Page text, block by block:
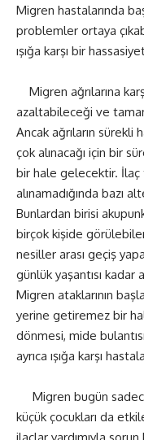
Migren hastalarında
problemler ortaya
ışığa karşı bir
Migren ağrılarına
azaltabileceği ve
Ancak ağrıların
çok alınacağı için bir
bir hale gelecektir.
alınamadığında bazı
Bunlardan birisi
birçok kişide
nesiller arası geçiş
günlük yaşantısı
Migren ataklarının
yerine getiremez bir
dönmesi, mide
ayrıca ışığa karşı
Migren bugün
küçük çocukları da
ilaçlar yardımıyla